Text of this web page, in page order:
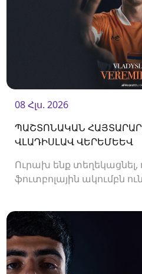
08 Հլս. 2026
ՊԱՇՏՈՆԱԿԱՆ
ՎԼԱԴԻՍԼԱՎ ՎԵՐԵՄԵԵՎ
Ուրախ ենք տեղեկացնել,
ֆուտբոլային ակումբն